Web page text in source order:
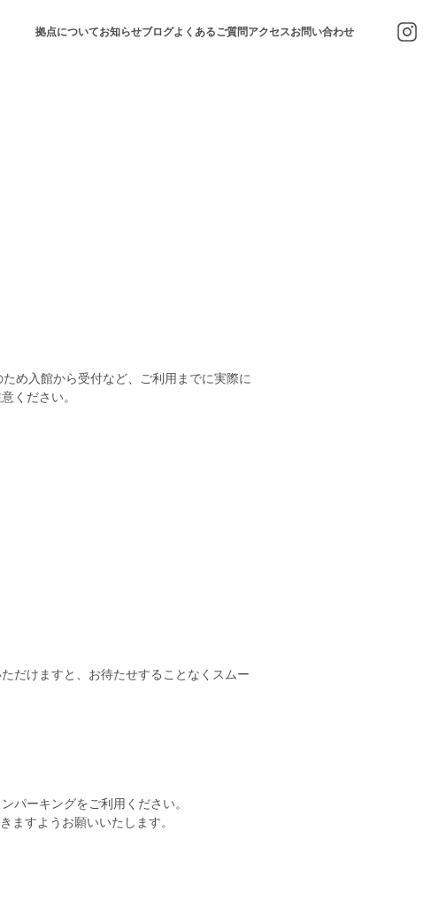
拠点についてお知らせブログよくあるご質問アクセスお問い合わせ
め入館から受付など、ご利用までに実際に
ください。
だけますと、お待たせすることなくスムー
パーキングをご利用ください。
ますようお願いいたします。